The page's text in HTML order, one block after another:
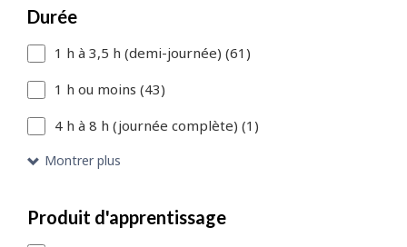
d’autres
filtres
le
lien
«
aux
Durée
1 h à 3,5 h (demi-journée) (61)
1 h ou moins (43)
4 h à 8 h (journée complète) (1)
Montrer plus
Produit d'apprentissage